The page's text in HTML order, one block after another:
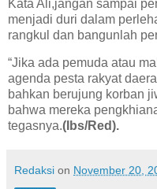
Kata Ali,jangan sampai
menjadi duri dalam
rangkul dan bangunlah
“Jika ada pemuda atau
agenda pesta rakyat
bahkan berujung korban
bahwa mereka
tegasnya.(Ibs/Red).
Redaksi on November 20,